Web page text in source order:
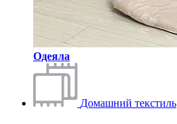
Одеяла
Домашний текстиль